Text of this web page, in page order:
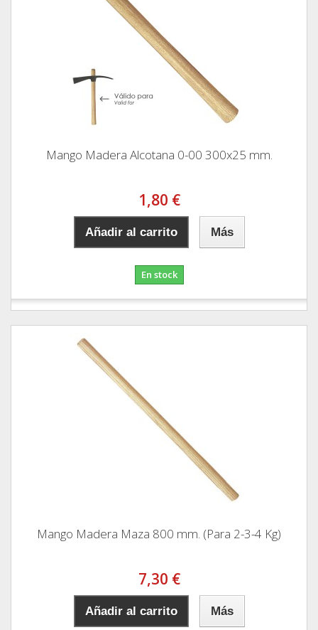
Mango Madera Alcotana 0-00 300x25 mm.
1,80 €
Añadir al carrito Más
En stock
Mango Madera Maza 800 mm. (Para 2-3-4 Kg)
7,30 €
Añadir al carrito Más